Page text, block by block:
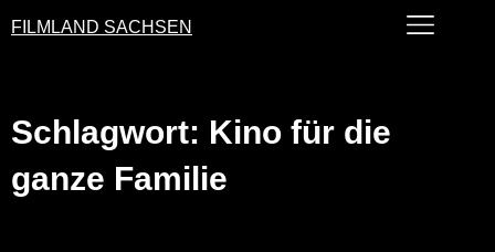
FILMLAND SACHSEN
Schlagwort: Kino für die
ganze Familie